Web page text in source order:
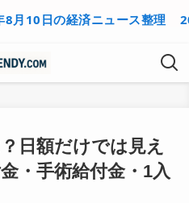
の経済ニュース整理 2026年8
日額だけでは見え
・手術給付金・1入